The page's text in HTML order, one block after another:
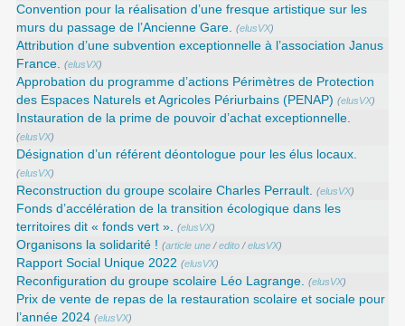
Convention pour la réalisation d’une fresque artistique sur les
murs du passage de l’Ancienne Gare. (elusVX)
Attribution d’une subvention exceptionnelle à l’association Janus
France. (elusVX)
Approbation du programme d’actions Périmètres de Protection
des Espaces Naturels et Agricoles Périurbains (PENAP) (elusVX)
Instauration de la prime de pouvoir d’achat exceptionnelle.
(elusVX)
Désignation d’un référent déontologue pour les élus locaux.
(elusVX)
Reconstruction du groupe scolaire Charles Perrault. (elusVX)
Fonds d’accélération de la transition écologique dans les
territoires dit « fonds vert ». (elusVX)
Organisons la solidarité ! (article une /edito /elusVX)
Rapport Social Unique 2022 (elusVX)
Reconfiguration du groupe scolaire Léo Lagrange. (elusVX)
Prix de vente de repas de la restauration scolaire et sociale pour
l’année 2024 (elusVX)